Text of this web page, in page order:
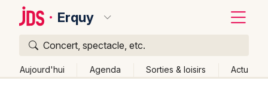
Erquy
Concert, spectacle, etc.
Aujourd'hui Agenda Sorties & loisirs Actu
Quoi ?